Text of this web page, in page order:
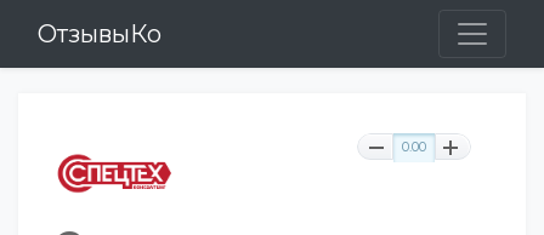
ОтзывыКо
0.00